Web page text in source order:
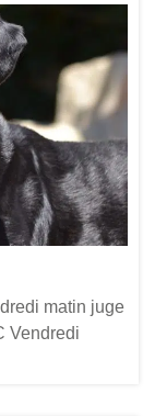
matin juge
Vendredi